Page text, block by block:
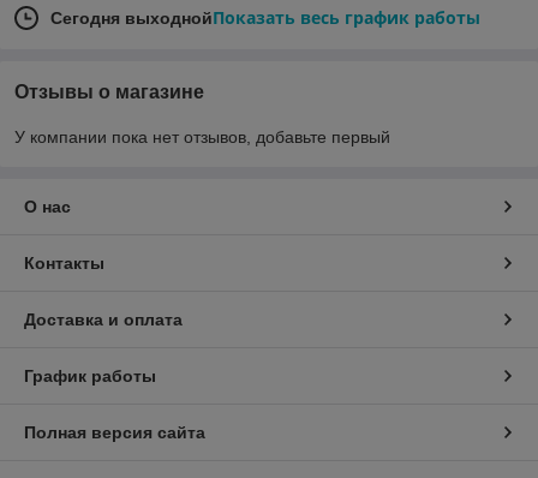
Сегодня выходнойПоказать весь график работы
Отзывы о магазине
У компании пока нет отзывов, добавьте первый
О нас
Контакты
Доставка и оплата
График работы
Полная версия сайта